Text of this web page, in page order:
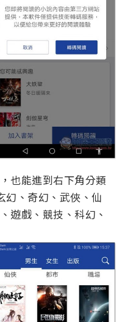
也能進到右下角分類
幻、奇幻、武俠、仙
遊戲、競技、科幻、